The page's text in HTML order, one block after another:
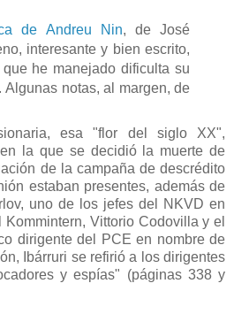
de Andreu Nin, de José
interesante y bien escrito,
he manejado dificulta su
Algunas notas, al margen, de
esa "flor del siglo XX",
la que se decidió la muerte de
de la campaña de descrédito
estaban presentes, además de
uno de los jefes del NKVD en
Vittorio Codovilla y el
dirigente del PCE en nombre de
Ibárruri se refirió a los dirigentes
y espías" (páginas 338 y